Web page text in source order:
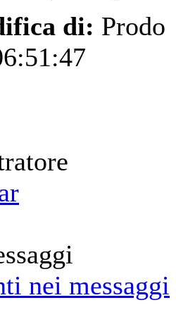
di: Prodo